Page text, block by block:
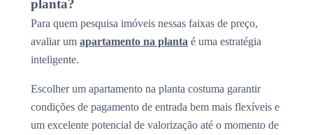
planta?
Para quem pesquisa imóveis nessas faixas de preço,
avaliar um apartamento na planta é uma estratégia
inteligente.
Escolher um apartamento na planta costuma garantir
condições de pagamento de entrada bem mais flexíveis e
um excelente potencial de valorização até o momento de